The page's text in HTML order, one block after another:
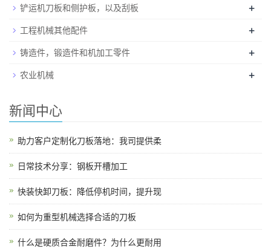
铲运机刀板和侧护板，以及刮板
+
工程机械其他配件 +
铸造件，锻造件和机加工零件 +
农业机械 +
新闻中心
助力客户定制化刀板落地：我司提供柔
日常技术分享：钢板开槽加工
快装快卸刀板：降低停机时间，提升现
如何为重型机械选择合适的刀板
什么是硬质合金耐磨件？为什么更耐用